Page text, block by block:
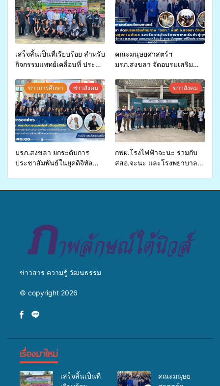
เสร็จสิ้นเป็นที่เรียบร้อย สำหรับ
กิจกรรมแพทย์เคลื่อนที่ ประจำ
สุขภาพแก่ประชาชนในพื้นที่
อำเภอจะนะ
คณะมนุษยศาสตร์ฯ
มรภ.สงขลา จัดอบรมเสริม
จ่ายงบกองทุนสุขภาพตำบล
รองรับการจัดบริการพาหนะรับ
ส่งผู้ทุพพลภาพเพื่อเข้ารับ
บริการสาธารณสุข ลดความ
เหลื่อมล้ำ ยกระดับคุณภาพ
ชีวิตประชาชนอย่างยั่งยืน
ข่าวการศึกษา ข่าวสังคม
มรภ.สงขลา ยกระดับการ
ประชาสัมพันธ์ในยุคดิจิทัล
ข่าวสังคม
กฟผ.โรงไฟฟ้าจะนะ ร่วมกับ
สสอ.จะนะ และโรงพยาบาล
ข่าวสาร ความรู้ วัฒนธรรม
© copyright 2026
เรื่องมาใหม่
เสร็จสิ้นเป็นที่
คณะมนุษย